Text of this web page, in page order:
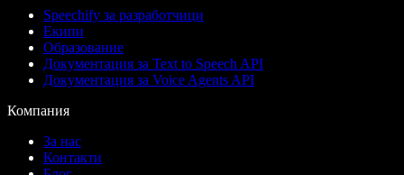
Speechify за разработчици
Екипи
Образование
Документация за Text to Speech API
Документация за Voice Agents API
Компания
За нас
Контакти